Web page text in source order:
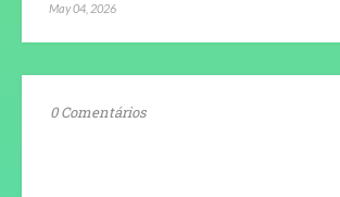
May 04, 2026
0 Comentários